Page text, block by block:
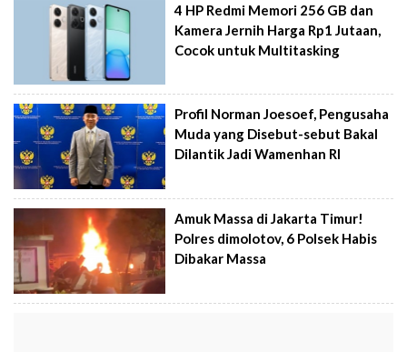
4 HP Redmi Memori 256 GB dan
Kamera Jernih Harga Rp1 Jutaan,
Cocok untuk Multitasking
Profil Norman Joesoef, Pengusaha
Muda yang Disebut-sebut Bakal
Dilantik Jadi Wamenhan RI
Amuk Massa di Jakarta Timur!
Polres dimolotov, 6 Polsek Habis
Dibakar Massa